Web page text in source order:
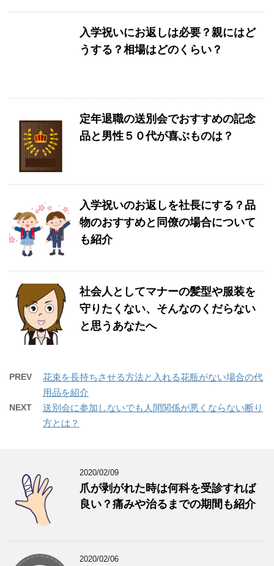
入学祝いにお返しは必要？親にはど
うする？相場はどのくらい？
定年退職の送別会でおすすめの記念
品と男性５０代が喜ぶものは？
入学祝いのお返しを社長にする？品
物のおすすめと同僚の場合について
も紹介
社会人としてマナーの髪型や服装を
守りたくない、そんなのくだらない
と思うあなたへ
PREV
花束を長持ちさせる方法と入れる花瓶がない場合の代
用品を紹介
NEXT
送別会に参加しないでも人間関係が悪くならない断り
方とは？
2020/02/09
爪が剥がれた時は何科を受診すれば
良い？痛みや治るまでの期間も紹介
2020/02/06